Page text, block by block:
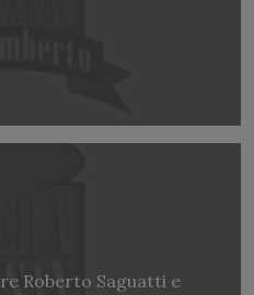
Roberto Saguatti e